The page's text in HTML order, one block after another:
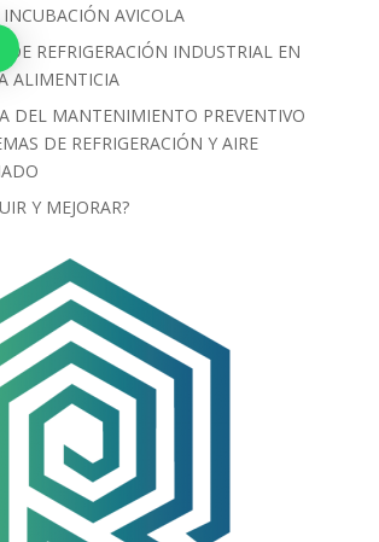
INCUBACIÓN AVICOLA
DE REFRIGERACIÓN INDUSTRIAL EN
ALIMENTICIA
DEL MANTENIMIENTO PREVENTIVO
DE REFRIGERACIÓN Y AIRE
Y MEJORAR?